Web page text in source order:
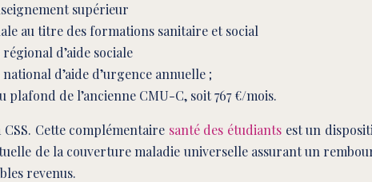
supérieur
au titre des formations sanitaire et social
d’aide sociale
d’aide d’urgence annuelle ;
plafond de l’ancienne CMU-C, soit 767 €/mois.
Cette complémentaire santé des étudiantsest un
de la couverture maladie universelle assurant un
revenus.